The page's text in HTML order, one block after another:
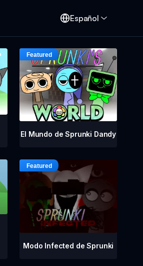
Español
El Mundo de Sprunki Dandy
Modo Infected de Sprunki